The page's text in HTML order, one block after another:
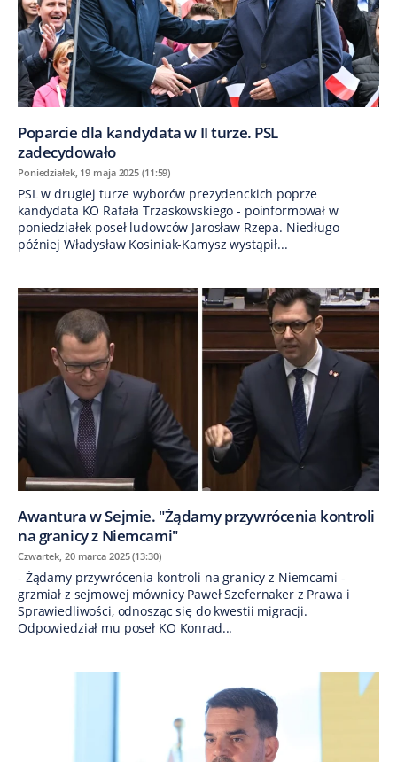
Poparcie dla kandydata w II turze. PSL
zadecydowało
Poniedziałek, 19 maja 2025 (11:59)
PSL w drugiej turze wyborów prezydenckich poprze
kandydata KO Rafała Trzaskowskiego - poinformował w
poniedziałek poseł ludowców Jarosław Rzepa. Niedługo
później Władysław Kosiniak-Kamysz wystąpił...
Awantura w Sejmie. "Żądamy przywrócenia kontroli
na granicy z Niemcami"
Czwartek, 20 marca 2025 (13:30)
- Żądamy przywrócenia kontroli na granicy z Niemcami -
grzmiał z sejmowej mównicy Paweł Szefernaker z Prawa i
Sprawiedliwości, odnosząc się do kwestii migracji.
Odpowiedział mu poseł KO Konrad...